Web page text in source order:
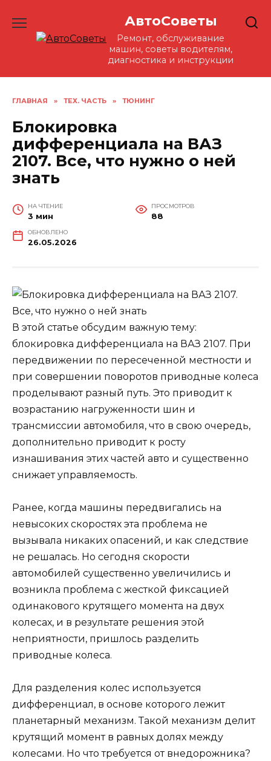
содержанию
АвтоСоветы
Ремонт, обслуживание
машин, советы водителям,
диагностика и инструкции
ГЛАВНАЯ » ТЕХ. ЧАСТЬ » ТЮНИНГ
Блокировка
дифференциала на ВАЗ
2107. Все, что нужно о ней
знать
НА ЧТЕНИЕ
3 мин
ПРОСМОТРОВ
88
ОБНОВЛЕНО
26.05.2026
В этой статье обсудим важную тему:
блокировка дифференциала на ВАЗ 2107. При
передвижении по пересеченной местности и
при совершении поворотов приводные колеса
проделывают разный путь. Это приводит к
возрастанию нагруженности шин и
трансмиссии автомобиля, что в свою очередь,
дополнительно приводит к росту
изнашивания этих частей авто и существенно
снижает управляемость.
Ранее, когда машины передвигались на
невысоких скоростях эта проблема не
вызывала никаких опасений, и как следствие
не решалась. Но сегодня скорости
автомобилей существенно увеличились и
возникла проблема с жесткой фиксацией
одинакового крутящего момента на двух
колесах, и в результате решения этой
неприятности, пришлось разделить
приводные колеса.
Для разделения колес используется
дифференциал, в основе которого лежит
планетарный механизм. Такой механизм делит
крутящий момент в равных долях между
колесами. Но что требуется от внедорожника?